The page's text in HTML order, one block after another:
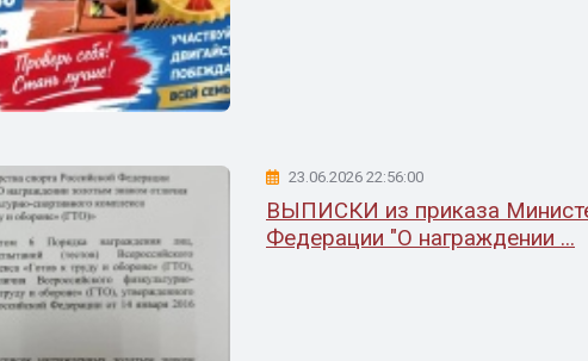
23.06.2026 22:56:00
ВЫПИСКИ из приказа
Федерации "О награждении ...